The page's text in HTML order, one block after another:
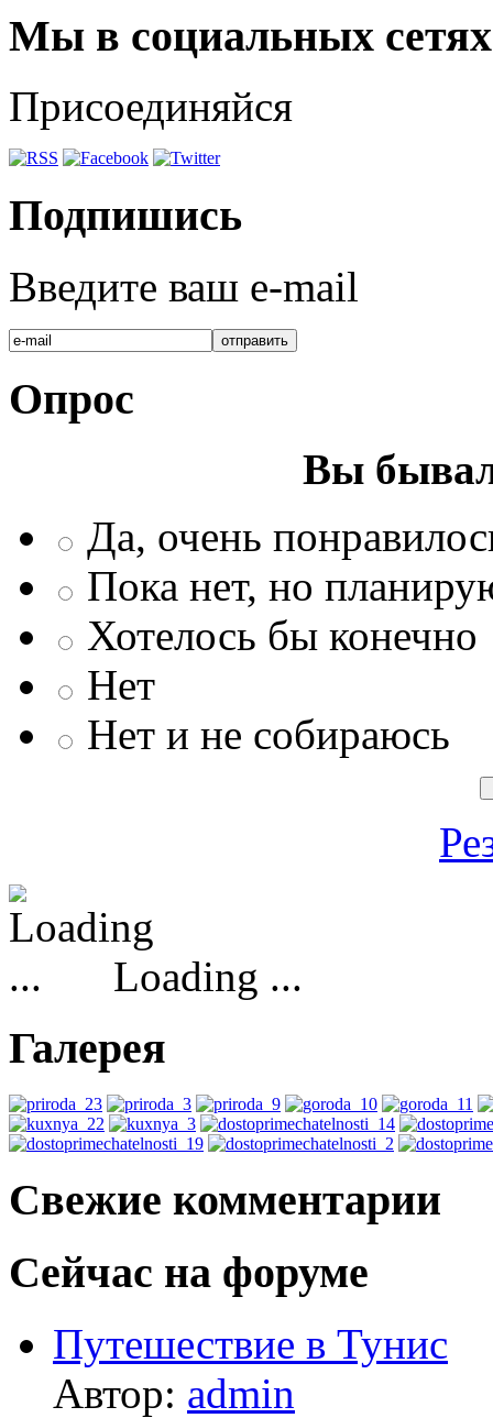
Мы в социальных сетях
Присоединяйся
Подпишись
Введите ваш e-mail
Опрос
Вы
Да, очень
Пока нет, но
Хотелось бы конечно
Нет
Нет и не собираюсь
Loading ...
Галерея
Свежие комментарии
Сейчас на форуме
Путешествие в Тунис
Автор: admin